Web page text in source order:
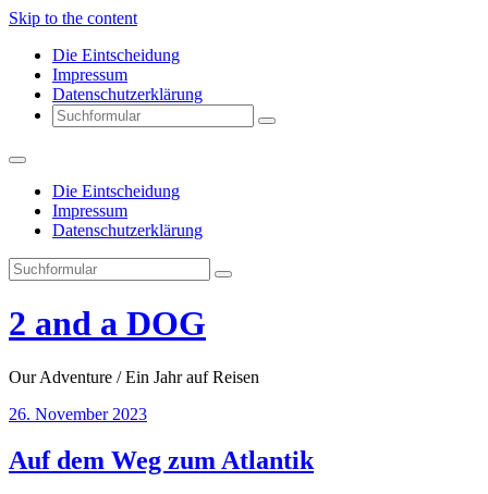
Skip to the content
Die Eintscheidung
Impressum
Datenschutzerklärung
Search
Die Eintscheidung
Impressum
Datenschutzerklärung
Search
2 and a DOG
Our Adventure / Ein Jahr auf Reisen
26. November 2023
Auf dem Weg zum Atlantik